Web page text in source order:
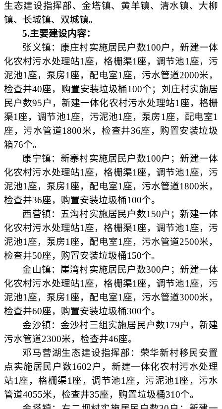
生态建设指挥部、金塔镇、黄羊镇、清水镇、大柳
镇、长城镇、双城镇。
5.主要建设内容：
张义镇：康庄村实施居民户数100户，新建一体
化农村污水处理站1座，格栅渠1座，调节池1座，污
泥池1座，泵房1座，配电室1座，污水管道2000米，
检查井40座，购置安装垃圾桶100个；刘庄村实施居
民户数95户，新建一体化农村污水处理站1座，格栅
渠1座，调节池1座，污泥池1座，泵房1座，配电室1
座，污水管道1800米，检查井36座，购置安装垃圾
箱76个。
康宁镇：新寨村实施居民户数100户；新建一体
化农村污水处理站1座，格栅渠1座，调节池1座，污
泥池1座，泵房1座，配电室1座，污水管道1800米，
检查井36座，购置安装垃圾桶100个。
西营镇：五沟村实施居民户数150户；新建一体
化农村污水处理站1座，格栅渠1座，调节池1座，污
泥池1座，泵房1座，配电室1座，污水管道2500米，
检查井50座，购置安装垃圾桶150个。
金山镇：崖湾村实施居民户数300户；新建一体
化农村污水处理站1座，格栅渠1座，调节池1座，污
泥池1座，泵房1座，配电室1座，污水管道3000米，
检查井60座，购置安装垃圾桶300个。
金沙镇：金沙村三组实施居民户数179户，新建
污水管道2300米，检查井46座。
邓马营湖生态建设指挥部：荣华新村移民安置
点实施居民户数1602户，新建一体化农村污水处理
站1座，格栅渠1座，调节池1座，污泥池1座，污水
管道4055米，检查井35座，购置垃圾桶310个。